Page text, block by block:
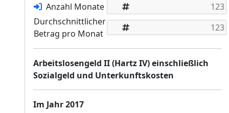
Anzahl Monate
Durchschnittlicher
Betrag pro Monat
Arbeitslosengeld II (Hartz IV) einschließlich
Sozialgeld und Unterkunftskosten
Im Jahr 2017